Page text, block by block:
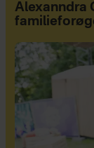
Alexanndra